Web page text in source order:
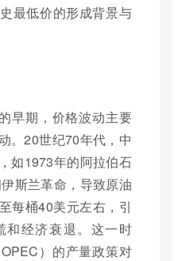
最低价的形成背景与
早期，价格波动主要
。20世纪70年代，中
如1973年的阿拉伯石
斯兰革命，导致原油
每桶40美元左右，引
和经济衰退。这一时
）的产量政策对